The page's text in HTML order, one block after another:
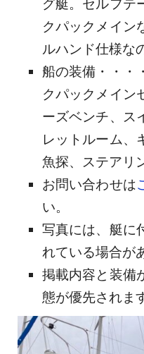
グ艇。セルフテ
クパックメイン
ルハンド仕様な
船の装備・・・
クパックメイン
ーズベンチ、ス
レットルーム、
魚探、ステアリ
お問い合わせは
い。
写真には、艇に
れている場合が
掲載内容と装備
態が優先されま